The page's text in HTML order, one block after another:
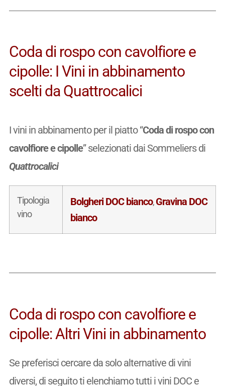
Coda di rospo con cavolfiore e
cipolle: I Vini in abbinamento
scelti da Quattrocalici
I vini in abbinamento per il piatto “Coda di rospo con
cavolfiore e cipolle” selezionati dai Sommeliers di
Quattrocalici
Tipologia
vino
Bolgheri DOC bianco,Gravina DOC
bianco
Coda di rospo con cavolfiore e
cipolle: Altri Vini in abbinamento
Se preferisci cercare da solo alternative di vini
diversi, di seguito ti elenchiamo tutti i vini DOC e